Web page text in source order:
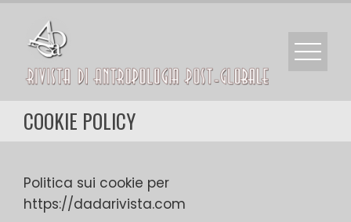
content
COOKIE POLICY
Politica sui cookie per
https://dadarivista.com